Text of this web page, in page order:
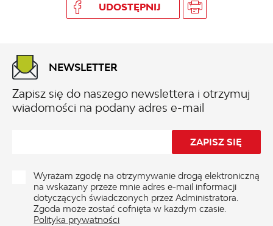
UDOSTĘPNIJ
NEWSLETTER
Zapisz się do naszego newslettera i otrzymuj
wiadomości na podany adres e-mail
Wyrażam zgodę na otrzymywanie drogą elektroniczną
na wskazany przeze mnie adres e-mail informacji
dotyczących świadczonych przez Administratora.
Zgoda może zostać cofnięta w każdym czasie.
Polityka prywatności